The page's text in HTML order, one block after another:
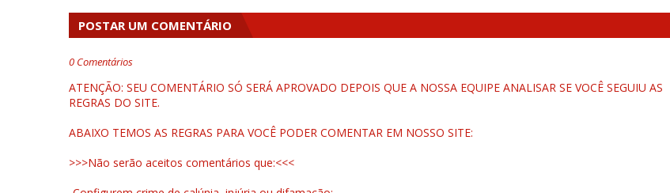
POSTAR UM COMENTÁRIO
0 Comentários
ATENÇÃO: SEU COMENTÁRIO SÓ SERÁ APROVADO DEPOIS QUE A NOSSA EQUIPE ANALISAR SE VOCÊ SEGUIU AS
REGRAS DO SITE.
ABAIXO TEMOS AS REGRAS PARA VOCÊ PODER COMENTAR EM NOSSO SITE:
>>>Não serão aceitos comentários que:<<<